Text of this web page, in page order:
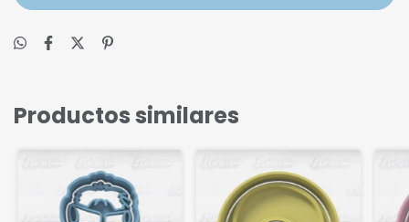
Productos similares